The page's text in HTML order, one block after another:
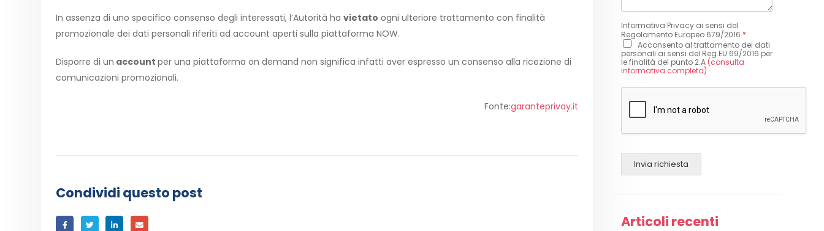
In assenza di uno specifico consenso degli interessati, l’Autorità ha vietato ogni ulteriore trattamento con finalità
promozionale dei dati personali riferiti ad account aperti sulla piattaforma NOW.
Disporre di un account per una piattaforma on demand non significa infatti aver espresso un consenso alla ricezione di
comunicazioni promozionali.
Fonte:garanteprivay.it
Condividi questo post
Informativa Privacy ai sensi del
Regolamento Europeo 679/2016 *
Acconsento al trattamento dei dati
personali ai sensi del Reg.EU 69/2016 per
le finalità del punto 2.A (consulta
informativa completa)
Invia richiesta
Articoli recenti